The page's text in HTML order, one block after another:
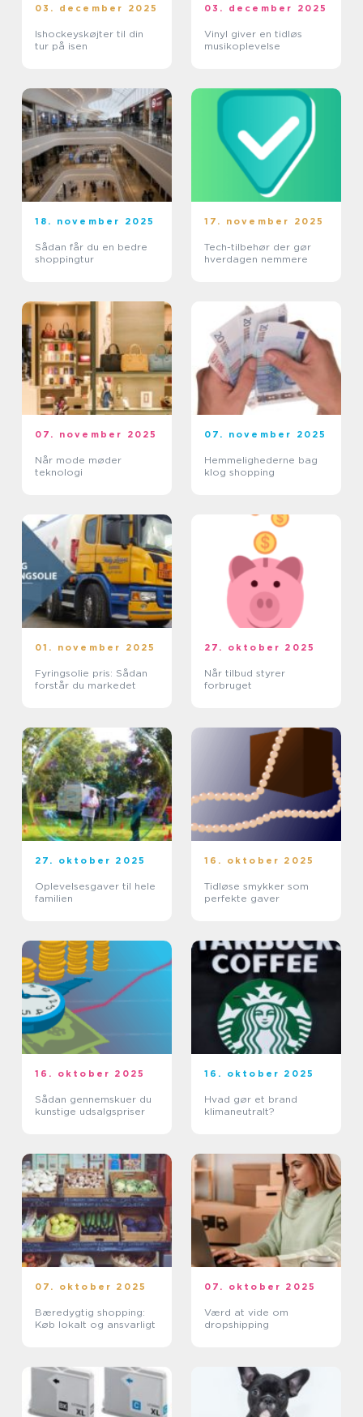
03. december 2025
Ishockeyskøjter til din
tur på isen
03. december 2025
Vinyl giver en tidløs
musikoplevelse
18. november 2025
Sådan får du en bedre
shoppingtur
17. november 2025
Tech-tilbehør der gør
hverdagen nemmere
07. november 2025
Når mode møder
teknologi
07. november 2025
Hemmelighederne bag
klog shopping
01. november 2025
Fyringsolie pris: Sådan
forstår du markedet
27. oktober 2025
Når tilbud styrer
forbruget
27. oktober 2025
Oplevelsesgaver til hele
familien
16. oktober 2025
Tidløse smykker som
perfekte gaver
16. oktober 2025
Sådan gennemskuer du
kunstige udsalgspriser
16. oktober 2025
Hvad gør et brand
klimaneutralt?
07. oktober 2025
Bæredygtig shopping:
Køb lokalt og ansvarligt
07. oktober 2025
Værd at vide om
dropshipping